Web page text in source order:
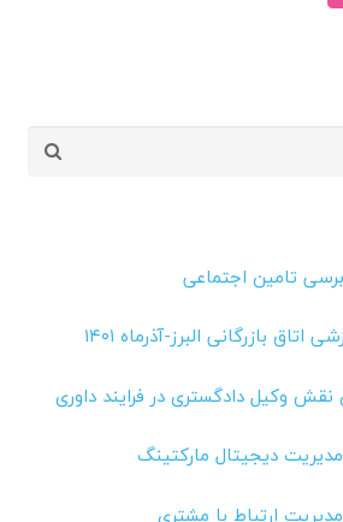
تامین اجتماعی
بازرگانی البرز-آذرماه ۱۴۰۱
وکیل دادگستری در فرایند داوری
دیجیتال مارکتینگ
ارتباط با مشتری